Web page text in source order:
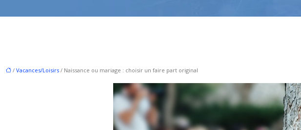
/ Vacances/Loisirs / Naissance ou mariage : choisir un faire part original